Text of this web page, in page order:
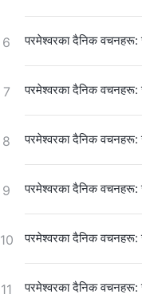
6 परमेश्‍वरका दैनिक
7 परमेश्‍वरका दैनिक
8 परमेश्‍वरका दैनिक
9 परमेश्‍वरका दैनिक
10 परमेश्‍वरका दैनिक
11 परमेश्‍वरका दैनिक